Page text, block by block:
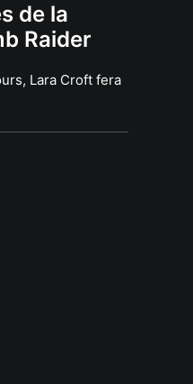
de la
Raider
Lara Croft fera